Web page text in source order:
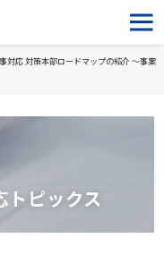
対応 対策本部ロードマップの紹介 ～事案
トピックス